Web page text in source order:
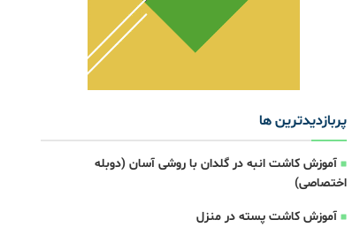
پربازدیدترین ها
آموزش کاشت انبه در گلدان با روشی آسان (دوبله
اختصاصی)
آموزش کاشت پسته در منزل